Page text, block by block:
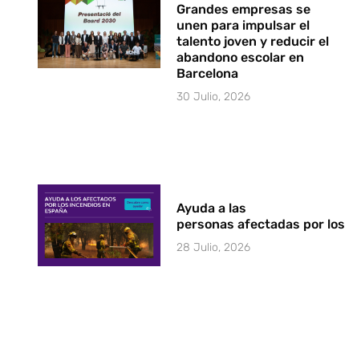
Grandes empresas se
unen para impulsar el
talento joven y reducir el
abandono escolar en
Barcelona
30 Julio, 2026
Ayuda a las
personas afectadas por los
28 Julio, 2026